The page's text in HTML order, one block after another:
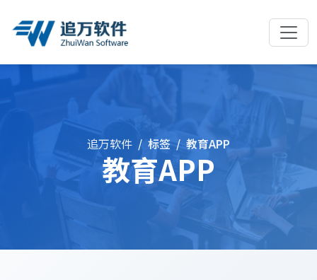
追万软件 标签 教育APP
教育APP